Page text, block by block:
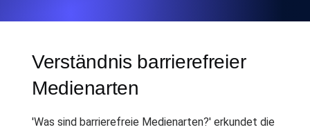
Verständnis barrierefreier
Medienarten
'Was sind barrierefreie Medienarten?' erkundet die